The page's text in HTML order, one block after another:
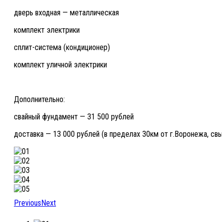
дверь входная — металлическая
комплект электрики
сплит-система (кондиционер)
комплект уличной электрики
Дополнительно:
свайный фундамент — 31 500 рублей
доставка — 13 000 рублей (в пределах 30км от г.Воронежа,
PreviousNext